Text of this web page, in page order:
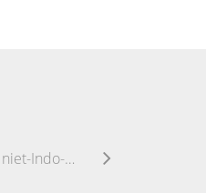
Taalkundeboeken: niet-Indo-Europese talen